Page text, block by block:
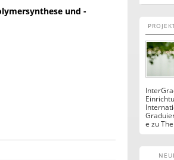
und -
e zu